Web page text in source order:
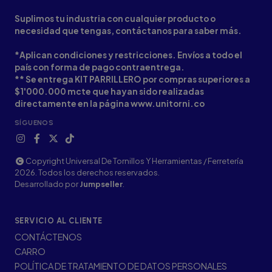
Suplimos tu industria con cualquier producto o
necesidad que tengas, contáctanos para saber más.
*Aplican condiciones y restricciones. Envíos a todo el
país con forma de pago contraentrega.
** Se entrega KIT PARRILLERO por compras superiores a
$1'000.000 mcte que hayan sido realizadas
directamente en la página www.unitorni.co
SÍGUENOS
Copyright Universal De Tornillos Y Herramientas / Ferretería
2026. Todos los derechos reservados.
Desarrollado porJumpseller
SERVICIO AL CLIENTE
CONTÁCTENOS
CARRO
POLÍTICA DE TRATAMIENTO DE DATOS PERSONALES